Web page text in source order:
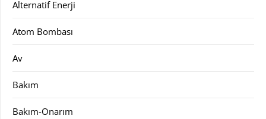
Alternatif Enerji
Atom Bombası
Av
Bakım
Bakım-Onarım